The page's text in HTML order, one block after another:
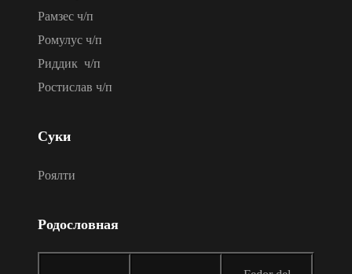
Рамзес ч/п
Ромулус ч/п
Риддик ч/п
Ростислав ч/п
Суки
Роялти
Родословная